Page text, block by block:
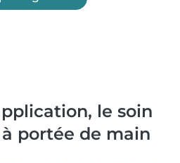
le soin
portée de main